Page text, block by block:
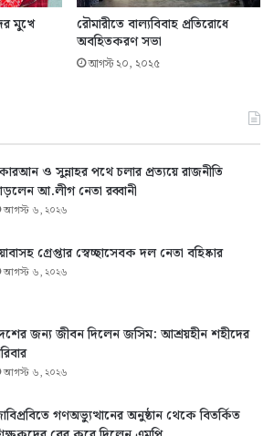
মুখে
রৌমারীতে বাল্যবিবাহ প্রতিরোধে
অবহিতকরণ সভা
আগস্ট ২০, ২০২৫
ও সুন্নাহর পথে চলার প্রত্যয়ে রাজনীতি
আ.লীগ নেতা রব্বানী
আগস্ট ৬, ২০২৬
গ্রেপ্তার স্বেচ্ছাসেবক দল নেতা বহিষ্কার
আগস্ট ৬, ২০২৬
জন্য জীবন দিলেন জসিম: আশ্রয়হীন শহীদের
আগস্ট ৬, ২০২৬
গণঅভ্যুত্থানের অনুষ্ঠান থেকে বিতর্কিত